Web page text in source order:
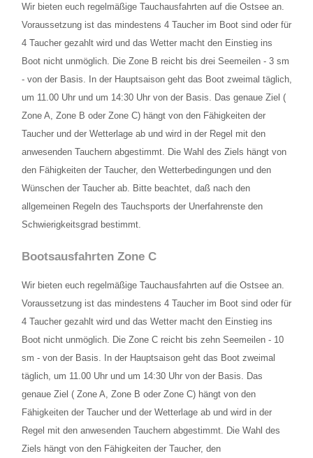
Preise Ausbildung
ÖFFNUNGSZEITEN
TERMINE
KONTAKT
Lage und Anfahrt
FAQ
Wir bieten euch regelmäßige Tauchausfahrten auf die Ostsee an.
Voraussetzung ist das mindestens 4 Taucher im Boot sind oder für
4 Taucher gezahlt wird und das Wetter macht den Einstieg ins
Boot nicht unmöglich. Die Zone B reicht bis drei Seemeilen - 3 sm
- von der Basis. In der Hauptsaison geht das Boot zweimal täglich,
um 11.00 Uhr und um 14:30 Uhr von der Basis. Das genaue Ziel (
Zone A, Zone B oder Zone C) hängt von den Fähigkeiten der
Taucher und der Wetterlage ab und wird in der Regel mit den
anwesenden Tauchern abgestimmt. Die Wahl des Ziels hängt von
den Fähigkeiten der Taucher, den Wetterbedingungen und den
Wünschen der Taucher ab. Bitte beachtet, daß nach den
allgemeinen Regeln des Tauchsports der Unerfahrenste den
Schwierigkeitsgrad bestimmt.
Bootsausfahrten Zone C
Wir bieten euch regelmäßige Tauchausfahrten auf die Ostsee an.
Voraussetzung ist das mindestens 4 Taucher im Boot sind oder für
4 Taucher gezahlt wird und das Wetter macht den Einstieg ins
Boot nicht unmöglich. Die Zone C reicht bis zehn Seemeilen - 10
sm - von der Basis. In der Hauptsaison geht das Boot zweimal
täglich, um 11.00 Uhr und um 14:30 Uhr von der Basis. Das
genaue Ziel ( Zone A, Zone B oder Zone C) hängt von den
Fähigkeiten der Taucher und der Wetterlage ab und wird in der
Regel mit den anwesenden Tauchern abgestimmt. Die Wahl des
Ziels hängt von den Fähigkeiten der Taucher, den